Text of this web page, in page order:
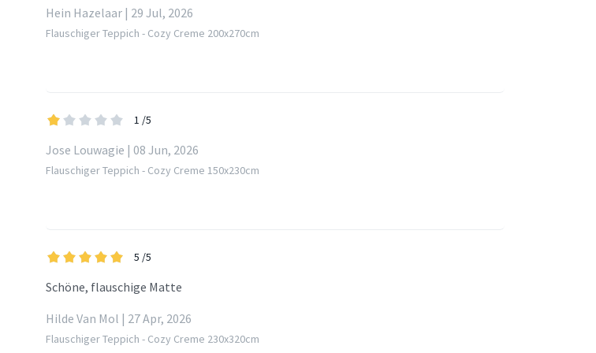
Hein Hazelaar | 29 Jul, 2026
Flauschiger Teppich - Cozy Creme 200x270cm
1 /5
Jose Louwagie | 08 Jun, 2026
Flauschiger Teppich - Cozy Creme 150x230cm
5 /5
Schöne, flauschige Matte
Hilde Van Mol | 27 Apr, 2026
Flauschiger Teppich - Cozy Creme 230x320cm